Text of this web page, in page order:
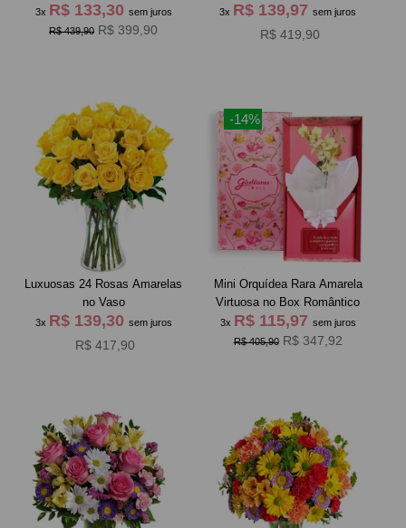
3x R$ 133,30 sem juros
R$ 439,90 R$ 399,90
3x R$ 139,97sem juros
R$ 419,90
Luxuosas 24 Rosas Amarelas
no Vaso
3x R$ 139,30 sem juros
R$ 417,90
-14%
Mini Orquídea Rara Amarela
Virtuosa no Box Romântico
3x R$ 115,97 sem juros
R$ 405,90 R$ 347,92